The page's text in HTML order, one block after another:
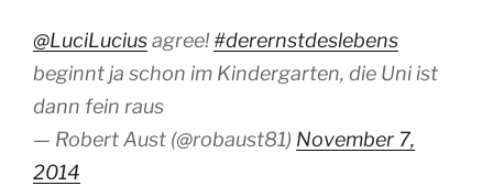
@LuciLuciusagree!#derernstdeslebens
beginnt ja schon im Kindergarten, die Uni ist
dann fein raus
— Robert Aust (@robaust81) November 7,
2014